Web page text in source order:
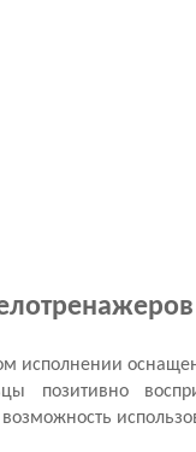
исполнении
позитивно